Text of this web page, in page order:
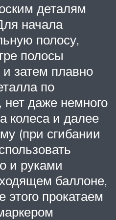
деталям
начала
полосу,
полосы
затем плавно
по
нет даже немного
колеса и далее
(при сгибании
и руками
баллоне,
этого прокатаем